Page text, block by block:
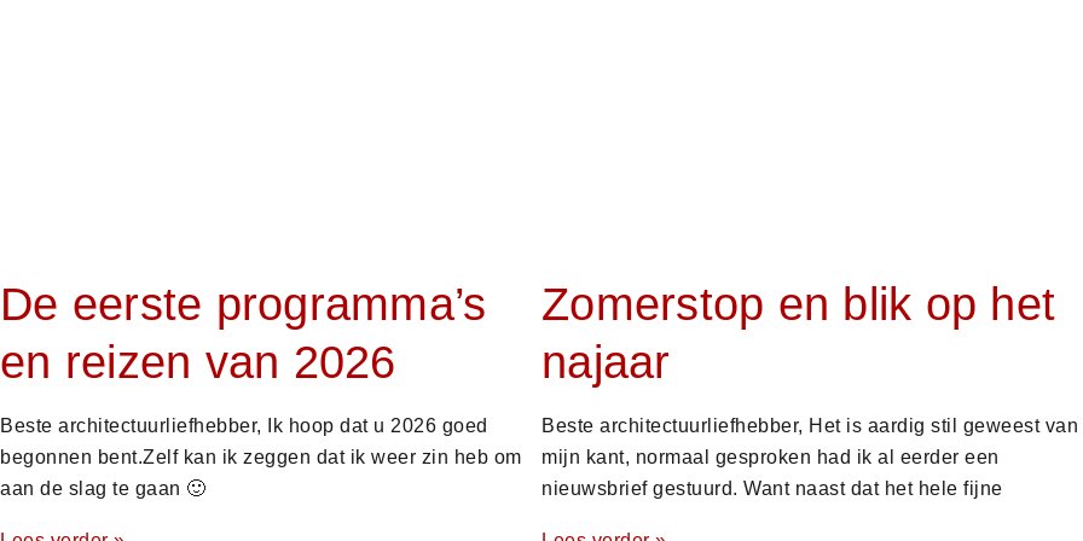
De eerste programma’s
en reizen van 2026
Beste architectuurliefhebber, Ik hoop dat u 2026 goed
begonnen bent.Zelf kan ik zeggen dat ik weer zin heb om
aan de slag te gaan 🙂
Zomerstop en blik op het
najaar
Beste architectuurliefhebber, Het is aardig stil geweest van
mijn kant, normaal gesproken had ik al eerder een
nieuwsbrief gestuurd. Want naast dat het hele fijne